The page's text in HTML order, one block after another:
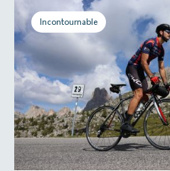
Incontournable